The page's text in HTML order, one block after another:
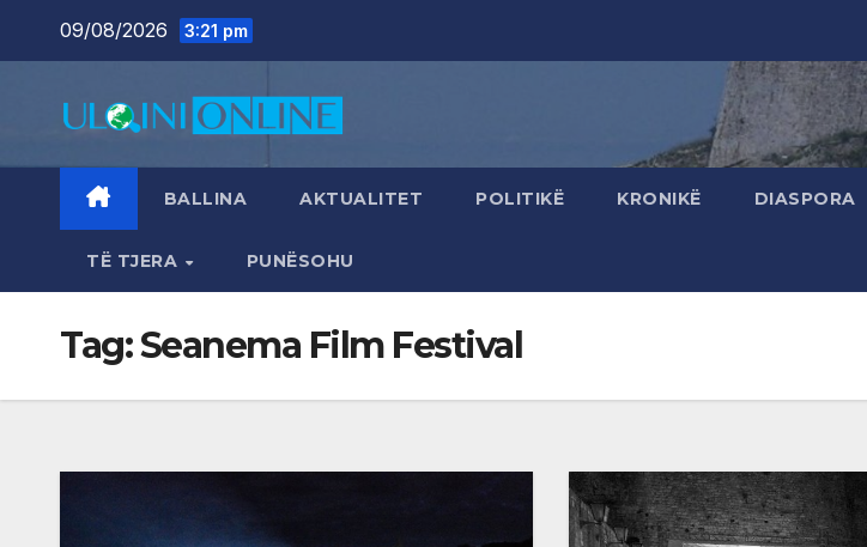
09/08/2026 3:21 pm
BALLINA AKTUALITET POLITIKË KRONIKË DIASPORA
TË TJERA PUNËSOHU
Tag:Seanema Film Festival